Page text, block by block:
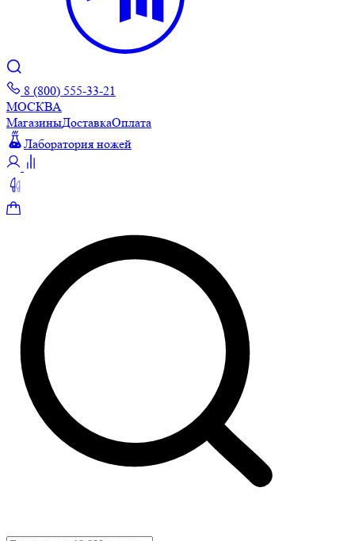
8 (800) 555-33-21
МОСКВА
МагазиныДоставкаОплата
Лаборатория ножей